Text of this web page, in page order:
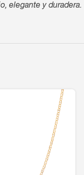
elegante y duradera.